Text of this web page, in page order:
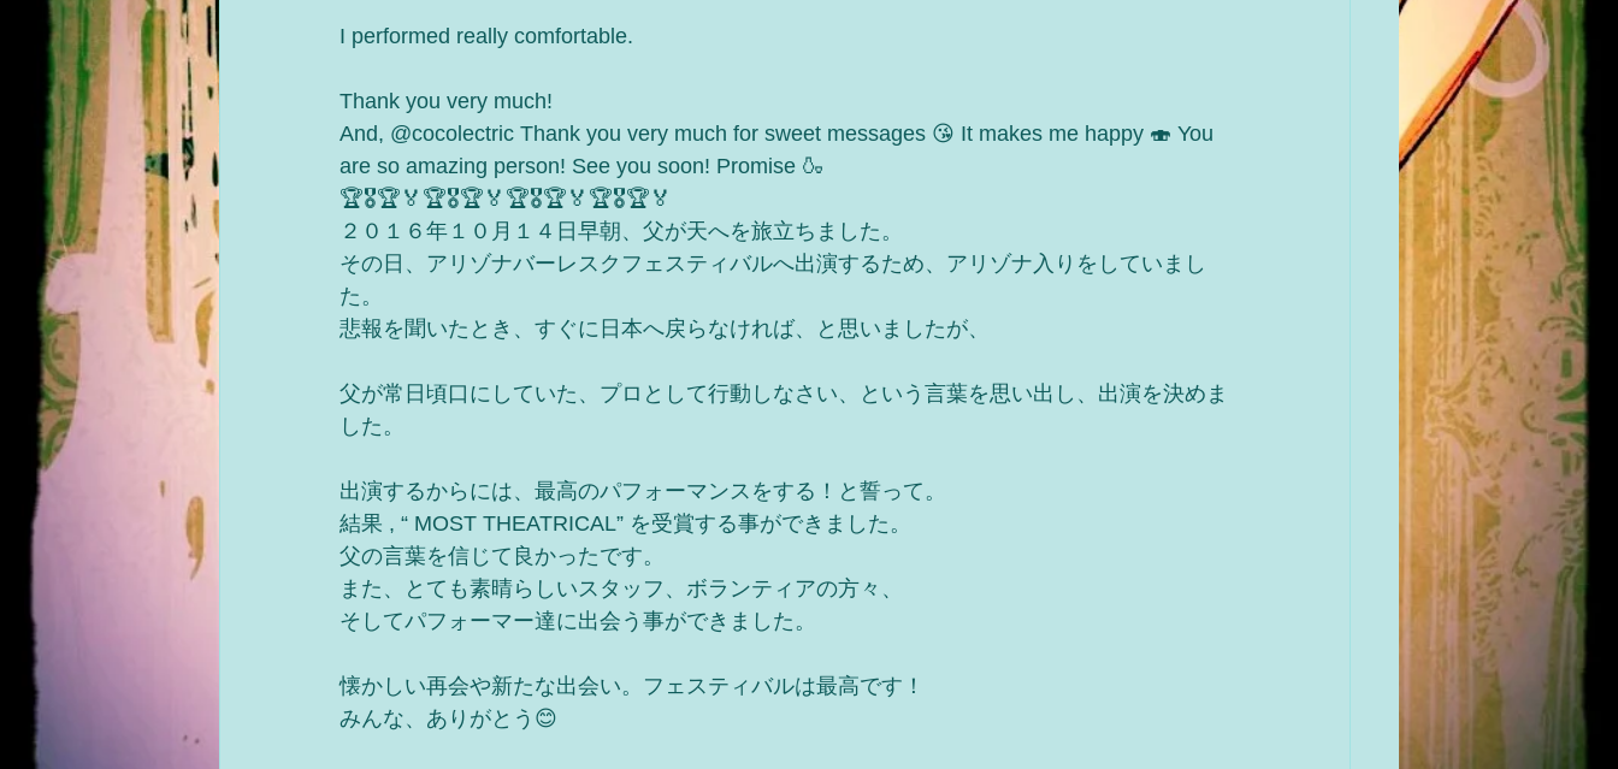
I performed really comfortable.
Thank you very much!
And, @cocolectric Thank you very much for sweet messages 😘 It makes me happy 🍣 You
are so amazing person! See you soon! Promise 🍶
🏆🎖🏆🏅🏆🎖🏆🏅🏆🎖🏆🏅🏆🎖🏆🏅
２０１６年１０月１４日早朝、父が天へを旅立ちました。
その日、アリゾナバーレスクフェスティバルへ出演するため、アリゾナ入りをしていまし
た。
悲報を聞いたとき、すぐに日本へ戻らなければ、と思いましたが、
父が常日頃口にしていた、プロとして行動しなさい、という言葉を思い出し、出演を決めま
した。
出演するからには、最高のパフォーマンスをする！と誓って。
結果 , “ MOST THEATRICAL” を受賞する事ができました。
父の言葉を信じて良かったです。
また、とても素晴らしいスタッフ、ボランティアの方々、
そしてパフォーマー達に出会う事ができました。
懐かしい再会や新たな出会い。フェスティバルは最高です！
みんな、ありがとう😊